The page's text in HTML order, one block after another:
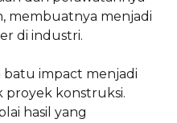
membuatnya menjadi
di industri.
batu impact menjadi
proyek konstruksi.
hasil yang